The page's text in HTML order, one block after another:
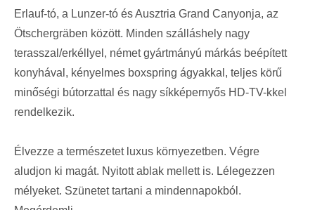
Erlauf-tó, a Lunzer-tó és Ausztria Grand Canyonja, az
Ötschergräben között. Minden szálláshely nagy
terasszal/erkéllyel, német gyártmányú márkás beépített
konyhával, kényelmes boxspring ágyakkal, teljes körű
minőségi bútorzattal és nagy síkképernyős HD-TV-kkel
rendelkezik.
Élvezze a természetet luxus környezetben. Végre
aludjon ki magát. Nyitott ablak mellett is. Lélegezzen
mélyeket. Szünetet tartani a mindennapokból.